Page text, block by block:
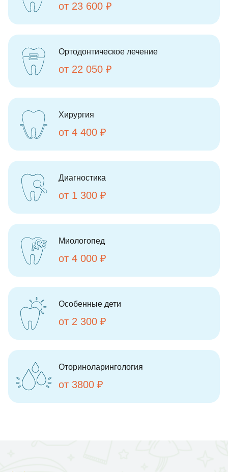
от 23 600 ₽
Ортодонтическое лечение
от 22 050 ₽
Хирургия
от 4 400 ₽
Диагностика
от 1 300 ₽
Миологопед
от 4 000 ₽
Особенные дети
от 2 300 ₽
Оториноларингология
от 3800 ₽